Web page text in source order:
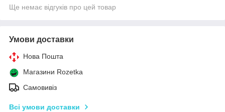
Ще немає відгуків про цей товар
Умови доставки
Нова Пошта
Магазини Rozetka
Самовивіз
Всі умови доставки